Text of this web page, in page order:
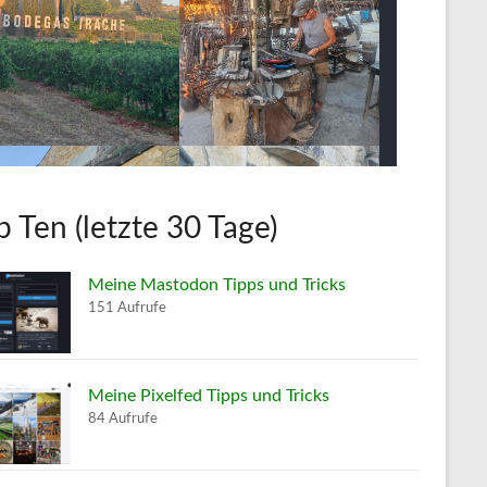
Ten (letzte 30 Tage)
Meine Mastodon Tipps und Tricks
151 Aufrufe
Meine Pixelfed Tipps und Tricks
84 Aufrufe